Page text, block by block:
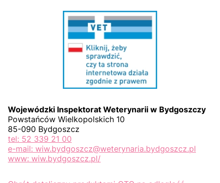
Wojewódzki Inspektorat Weterynarii w Bydgoszczy
Powstańców Wielkopolskich 10
85-090 Bydgoszcz
tel: 52 339 21 00
e-mail: wiw.bydgoszcz@weterynaria.bydgoszcz.pl
www: wiw.bydgoszcz.pl/